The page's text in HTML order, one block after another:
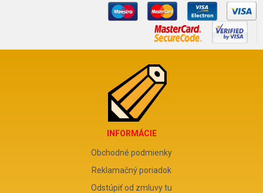
INFORMÁCIE
Obchodné podmienky
Reklamačný poriadok
Odstúpiť od zmluvy tu